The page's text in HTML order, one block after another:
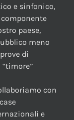
e sinfonico,
paese,
meno
di
con
e